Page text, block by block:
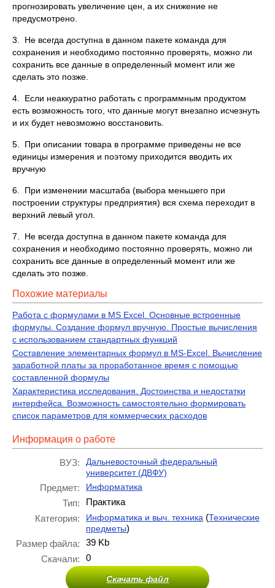
прогнозировать увеличение цен, а их снижение не
предусмотрено.
3. Не всегда доступна в данном пакете команда для
сохранения и необходимо постоянно проверять, можно ли
сохранить все данные в определенный момент или же
сделать это позже.
4. Если неаккуратно работать с программным продуктом
есть возможность того, что данные могут внезапно исчезнуть
и их будет невозможно восстановить.
5. При описании товара в программе приведены не все
единицы измерения и поэтому приходится вводить их
вручную
6. При изменении масштаба (выбора меньшего при
построении структуры предприятия) вся схема переходит в
верхний левый угол.
7. Не всегда доступна в данном пакете команда для
сохранения и необходимо постоянно проверять, можно ли
сохранить все данные в определенный момент или же
сделать это позже.
Похожие материалы
Работа с формулами в MS Excel. Основные встроенные
формулы. Создание формул вручную. Простые вычисления
с использованием стандартных функций
Составление элементарных формул в MS-Excel. Вычисление
заработной платы за проработанное время с помощью
составленной формулы
Характеристика исследования. Достоинства и недостатки
интерфейса. Возможность самостоятельно формировать
список параметров для коммерческих расходов
Информация о работе
ВУЗ:
Дальневосточный федеральный
университет (ДВФУ)
Предмет: Информатика
Тип:
Практика
Категория:
Информатика и выч. техника (Технические
предметы)
Размер файла:
39 Kb
Скачали:
0
Скачать файл